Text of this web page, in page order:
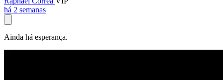
há 2 semanas
Ainda há esperança.